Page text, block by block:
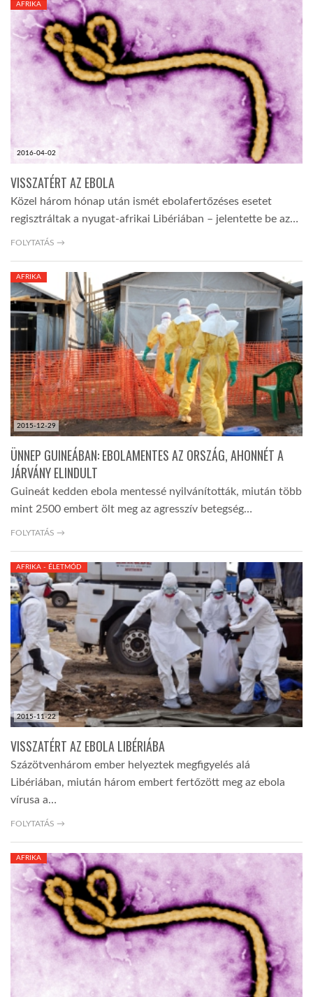
2016-04-02
AFRIKA
VISSZATÉRT AZ EBOLA
Közel három hónap után ismét ebolafertőzéses esetet
regisztráltak a nyugat-afrikai Libériában – jelentette be az…
FOLYTATÁS →
2015-12-29
AFRIKA
ÜNNEP GUINEÁBAN: EBOLAMENTES AZ ORSZÁG, AHONNÉT A
JÁRVÁNY ELINDULT
Guineát kedden ebola mentessé nyilvánították, miután több
mint 2500 embert ölt meg az agresszív betegség…
FOLYTATÁS →
2015-11-22
AFRIKA - ÉLETMÓD
VISSZATÉRT AZ EBOLA LIBÉRIÁBA
Százötvenhárom ember helyeztek megfigyelés alá
Libériában, miután három embert fertőzött meg az ebola
vírusa a…
FOLYTATÁS →
AFRIKA